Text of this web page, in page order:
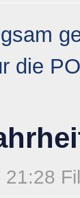
die
21:28